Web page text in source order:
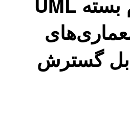
گسترش